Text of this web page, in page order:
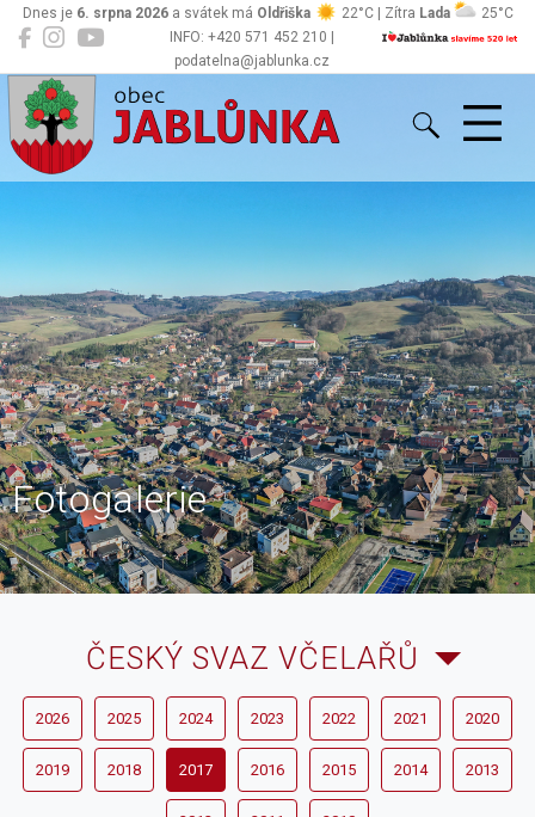
INFO: +420 571 452 210 |
podatelna@jablunka.cz
Dnes je 6. srpna 2026a svátek má Oldřiška 22°C | Zítra Lada 25°C
Jablůnka
Fotogalerie
ČESKÝ SVAZ VČELAŘŮ
2026 2025 2024 2023 2022 2021 2020
2019 2018 2017 2016 2015 2014 2013